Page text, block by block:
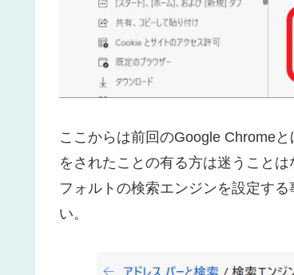
ここからは前回のGoogle Chrome
をされたことの有る方は迷うこと
フォルトの検索エンジンを設定す
い。